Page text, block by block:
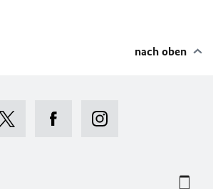
nach oben